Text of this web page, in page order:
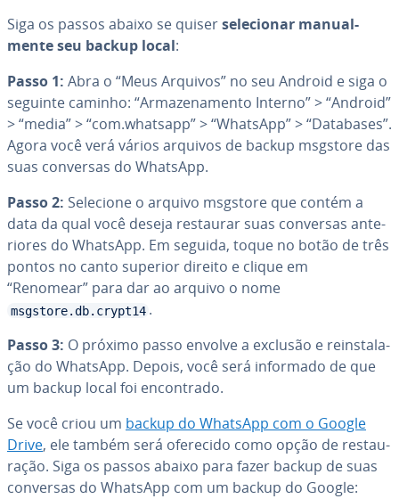
Siga os passos abaixo se quiserse­le­ci­o­nar ma­nu­al­
mente seu backup local:
Passo 1: Abra o “Meus Arquivos” no seu Android e siga o
seguinte caminho: “Ar­ma­ze­na­mento Interno” > “Android”
> “media” > “com.whatsapp” > “WhatsApp” > “Databases”.
Agora você verá vários arquivos de backup msgstore das
suas conversas do WhatsApp.
Passo 2: Selecione o arquivo msgstore que contém a
data da qual você deseja restaurar suas conversas an­te­
ri­o­res do WhatsApp. Em seguida, toque no botão de três
pontos no canto superior direito e clique em
“Renomear” para dar ao arquivo o nome
msgstore.db.crypt14 .
Passo 3: O próximo passo envolve a exclusão e reins­ta­la­
ção do WhatsApp. Depois, você será informado de que
um backup local foi en­con­trado.
Se você criou um backup do WhatsApp com o Google
Drive, ele também será oferecido como opção de res­tau­
ra­ção. Siga os passos abaixo para fazer backup de suas
conversas do WhatsApp com um backup do Google: